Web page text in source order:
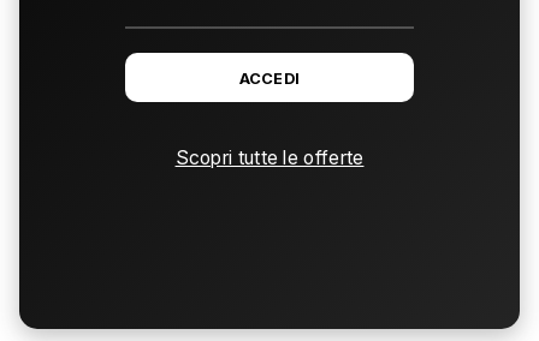
ACCEDI
Scopri tutte le offerte